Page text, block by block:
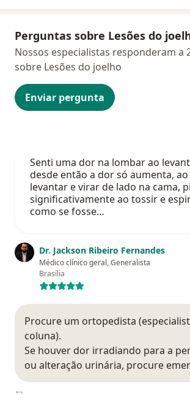
Perguntas sobre Lesões do
Enviar pergunta
Nossos especialistas responderam a
sobre Lesões do joelho
Senti uma dor na lombar ao
desde então a dor só aumenta, ao
levantar e virar de lado na cama,
significativamente ao tossir e
como se fosse…
Dr. Jackson Ribeiro Fernandes
Médico clínico geral, Generalista
Brasília
Procure um ortopedista
coluna).
Se houver dor irradiando para a
ou alteração urinária, procure